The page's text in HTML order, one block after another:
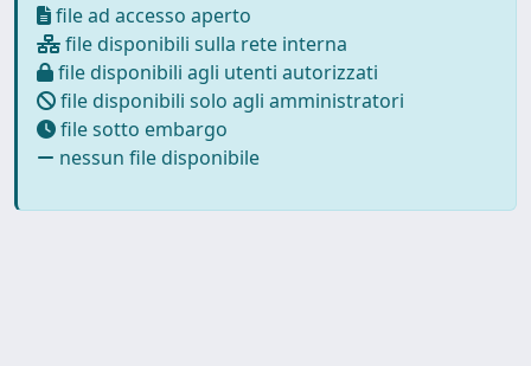
file ad accesso aperto
file disponibili sulla rete interna
file disponibili agli utenti autorizzati
file disponibili solo agli amministratori
file sotto embargo
nessun file disponibile